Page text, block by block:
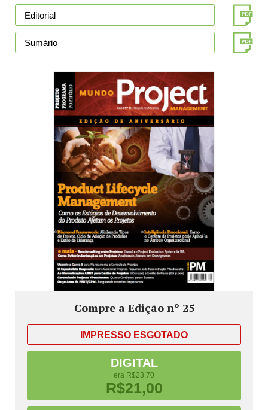
Editorial
Sumário
Compre a Edição nº 25
IMPRESSO ESGOTADO
DIGITAL
era R$23,70
R$21,00